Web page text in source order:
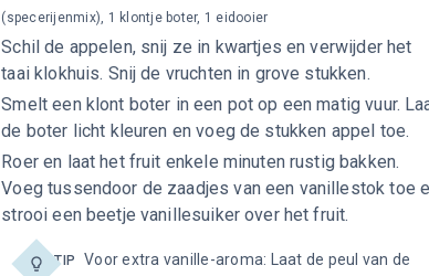
Schil de appelen, snij ze in kwartjes en verwijder het
taai klokhuis. Snij de vruchten in grove stukken.
(specerijenmix), 1 klontje boter, 1 eidooier
Smelt een klont boter in een pot op een matig vuur.
de boter licht kleuren en voeg de stukken appel toe.
Roer en laat het fruit enkele minuten rustig bakken.
Voeg tussendoor de zaadjes van een vanillestok toe
strooi een beetje vanillesuiker over het fruit.
TIP
Voor extra vanille-aroma: Laat de peul van de